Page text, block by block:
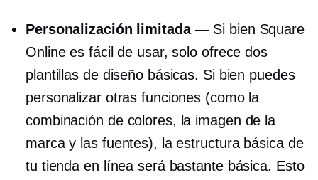
Personalización limitada— Si bien Square
Online es fácil de usar, solo ofrece dos
plantillas de diseño básicas. Si bien puedes
personalizar otras funciones (como la
combinación de colores, la imagen de la
marca y las fuentes), la estructura básica de
tu tienda en línea será bastante básica. Esto